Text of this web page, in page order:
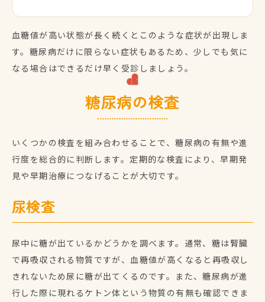
血糖値が高い状態が長く続くとこのような症状が出現しま
す。糖尿病だけに限らない症状もあるため、少しでも気に
なる場合はできるだけ早く受診しましょう。
糖尿病の検査
いくつかの検査を組み合わせることで、糖尿病の有無や進
行度を総合的に判断します。定期的な検査により、早期発
見や早期治療につなげることが大切です。
尿検査
尿中に糖が出ているかどうかを調べます。通常、糖は腎臓
で再吸収される物質ですが、血糖値が高くなると再吸収し
きれないため尿に糖が出てくるのです。また、糖尿病が進
行した際に現れるケトン体という物質の有無も確認できま